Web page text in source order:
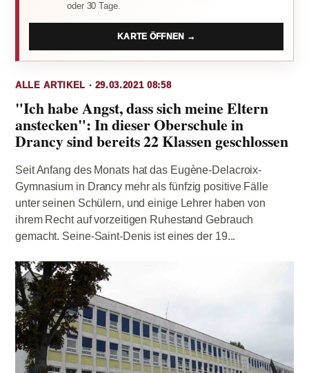
oder 30 Tage.
KARTE ÖFFNEN →
ALLE ARTIKEL · 29.03.2021 08:58
"Ich habe Angst, dass sich meine Eltern
anstecken": In dieser Oberschule in
Drancy sind bereits 22 Klassen geschlossen
Seit Anfang des Monats hat das Eugène-Delacroix-
Gymnasium in Drancy mehr als fünfzig positive Fälle
unter seinen Schülern, und einige Lehrer haben von
ihrem Recht auf vorzeitigen Ruhestand Gebrauch
gemacht. Seine-Saint-Denis ist eines der 19...